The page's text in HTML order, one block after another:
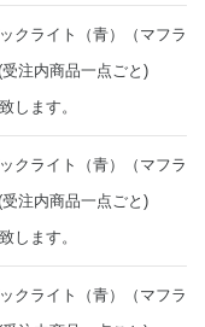
クライト（青）（マフラ
注内商品一点ごと)
します。
クライト（青）（マフラ
注内商品一点ごと)
します。
クライト（青）（マフラ